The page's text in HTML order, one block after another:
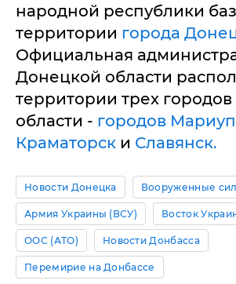
народной республики
территории города
Официальная
Донецкой области
территории трех
области - городов
Краматорск и Славянск.
Новости Донецка Вооруженные
Армия Украины (ВСУ) Восток
ООС (АТО) Новости Донбасса
Перемирие на Донбассе